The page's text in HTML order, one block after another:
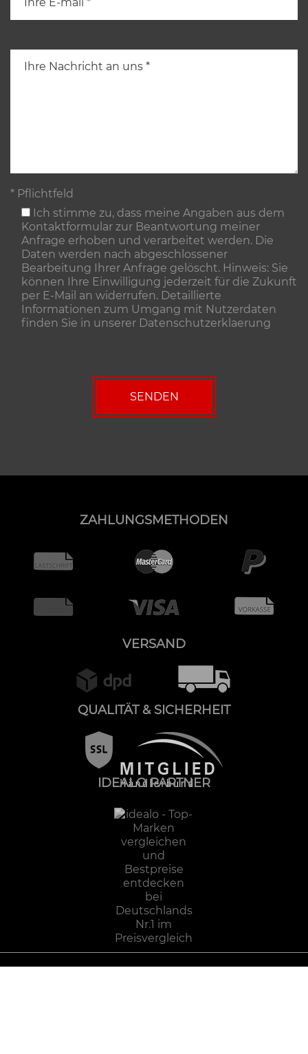
* Pflichtfeld
Ich stimme zu, dass meine Angaben aus dem
Kontaktformular zur Beantwortung meiner
Anfrage erhoben und verarbeitet werden. Die
Daten werden nach abgeschlossener
Bearbeitung Ihrer Anfrage gelöscht. Hinweis: Sie
können Ihre Einwilligung jederzeit für die Zukunft
per E-Mail an widerrufen. Detaillierte
Informationen zum Umgang mit Nutzerdaten
finden Sie in unserer Datenschutzerklaerung
ZAHLUNGSMETHODEN
VERSAND
QUALITÄT & SICHERHEIT
IDEALO PARTNER
Impressum